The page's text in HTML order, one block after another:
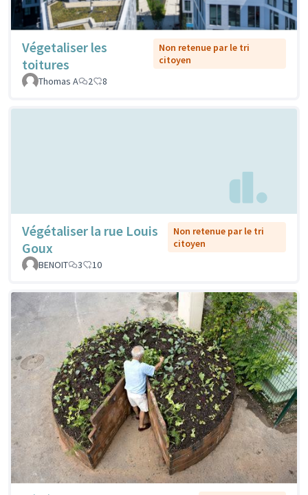
Végetaliser les
toitures
Non retenue par le tri
citoyen
Thomas A
2 8
Végétaliser la rue Louis
Goux
Non retenue par le tri
citoyen
BENOIT
3 10